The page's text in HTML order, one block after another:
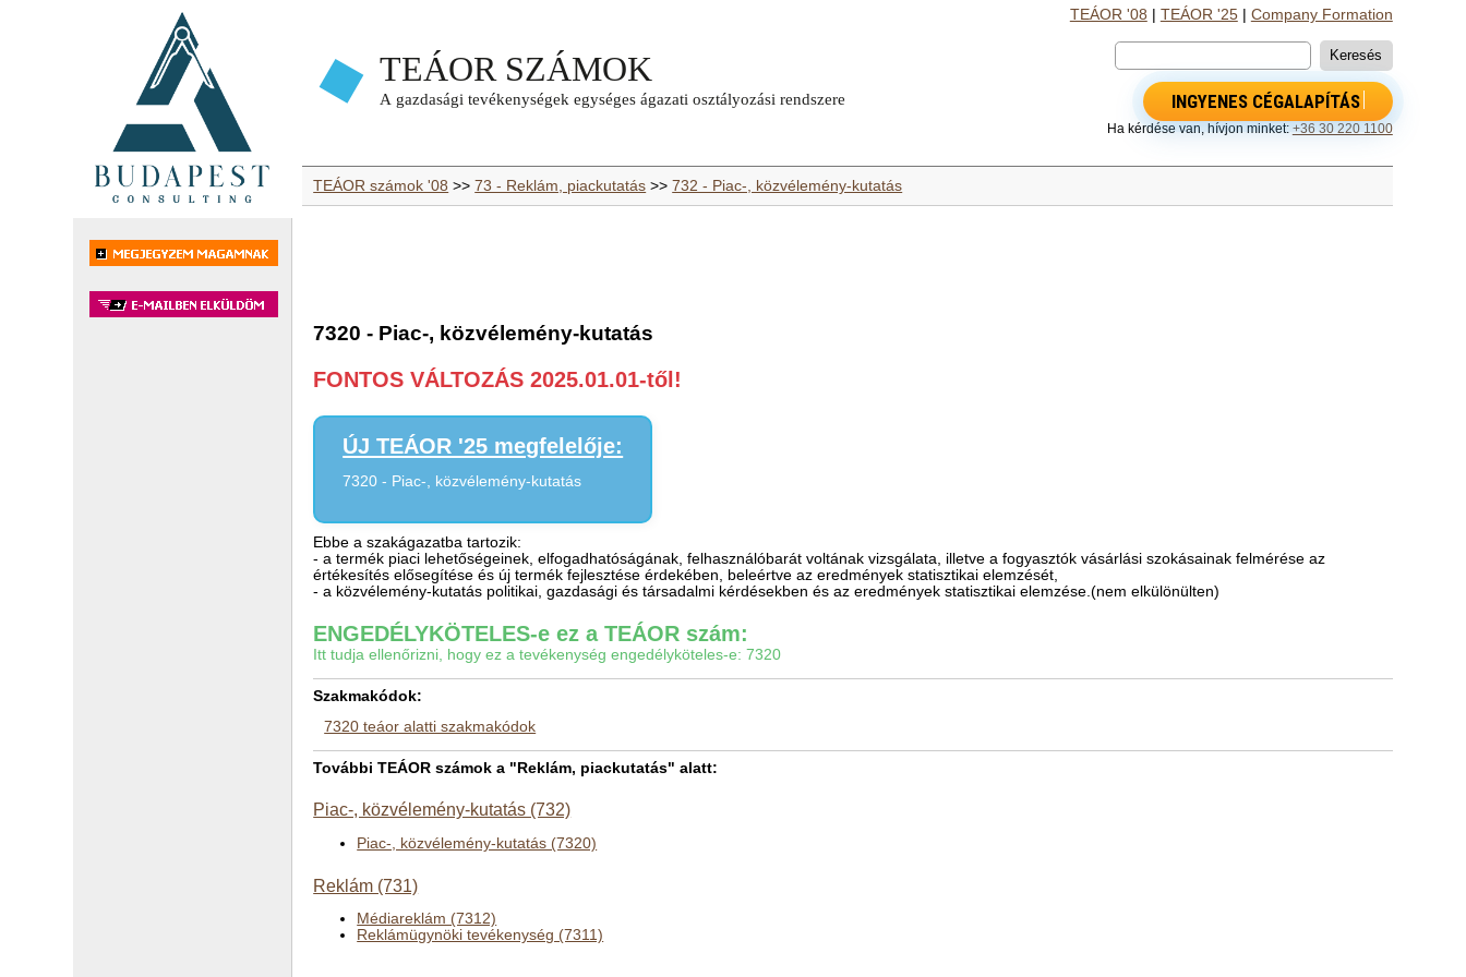
TEÁOR '08 TEÁOR '25| Company Formation
INGYENES CÉGALAPÍTÁS
Ha kérdése van, hívjon minket: +36 30 220 1100
TEÁOR számok '08 >>73 - Reklám, piackutatás >>732 - Piac-, közvélemény-kutatás
7320 - Piac-, közvélemény-kutatás
FONTOS VÁLTOZÁS 2025.01.01-től!
ÚJ TEÁOR '25 megfelelője:
7320 - Piac-, közvélemény-kutatás
Ebbe a szakágazatba tartozik:
- a termék piaci lehetőségeinek, elfogadhatóságának, felhasználóbarát voltának vizsgálata, illetve a fogyasztók vásárlási szokásainak felmérése az
értékesítés elősegítése és új termék fejlesztése érdekében, beleértve az eredmények statisztikai elemzését,
- a közvélemény-kutatás politikai, gazdasági és társadalmi kérdésekben és az eredmények statisztikai elemzése.(nem elkülönülten)
ENGEDÉLYKÖTELES-e ez a TEÁOR szám:
Itt tudja ellenőrizni, hogy ez a tevékenység engedélyköteles-e: 7320
Szakmakódok:
7320 teáor alatti szakmakódok
További TEÁOR számok a "Reklám, piackutatás" alatt:
Piac-, közvélemény-kutatás (732)
Piac-, közvélemény-kutatás (7320)
Reklám (731)
Médiareklám (7312)
Reklámügynöki tevékenység (7311)